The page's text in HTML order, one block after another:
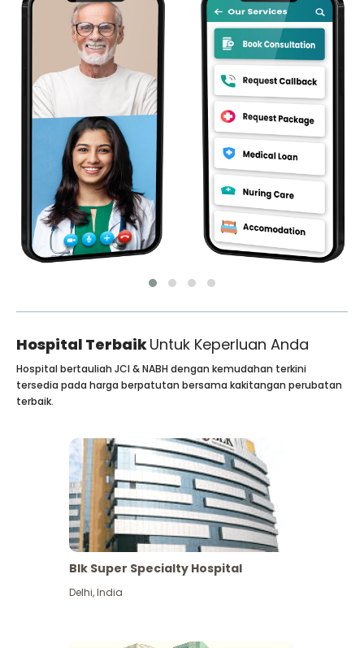
Hospital TerbaikUntuk Keperluan Anda
Hospital bertauliah JCI & NABH dengan kemudahan terkini
tersedia pada harga berpatutan bersama kakitangan perubatan
terbaik.
Blk Super Specialty Hospital
Delhi,India